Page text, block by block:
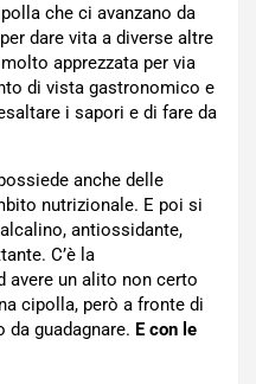
che ci avanzano da
dare vita a diverse altre
apprezzata per via
di vista gastronomico e
i sapori e di fare da
anche delle
nutrizionale. E poi si
antiossidante,
C’è la
avere un alito non certo
cipolla, però a fronte di
da guadagnare. E con le